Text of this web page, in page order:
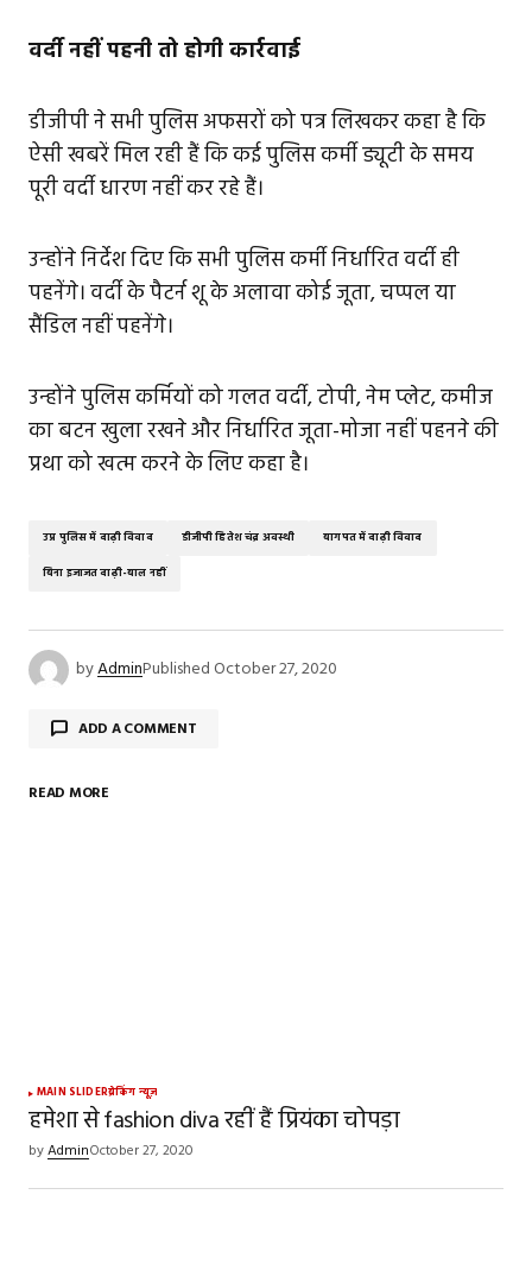
वर्दी नहीं पहनी तो होगी कार्रवाई
डीजीपी ने सभी पुलिस अफसरों को पत्र लिखकर कहा है कि
ऐसी खबरें मिल रही हैं कि कई पुलिस कर्मी ड्यूटी के समय
पूरी वर्दी धारण नहीं कर रहे हैं।
उन्होंने निर्देश दिए कि सभी पुलिस कर्मी निर्धारित वर्दी ही
पहनेंगे। वर्दी के पैटर्न शू के अलावा कोई जूता, चप्पल या
सैंडिल नहीं पहनेंगे।
उन्होंने पुलिस कर्मियों को गलत वर्दी, टोपी, नेम प्लेट, कमीज
का बटन खुला रखने और निर्धारित जूता-मोजा नहीं पहनने की
प्रथा को खत्म करने के लिए कहा है।
उप्र पुलिस में दाढ़ी विवाद डीजीपी हितेश चंद्र अवस्थी बागपत में दाढ़ी विवाद
बिना इजाजत दाढ़ी-बाल नहीं
byAdminPublishedOctober 27, 2020
ADD A COMMENT
READ MORE
MAIN SLIDERब्रेकिंग न्यूज़
हमेशा से fashion diva रहीं हैं प्रियंका चोपड़ा
byAdminOctober 27, 2020